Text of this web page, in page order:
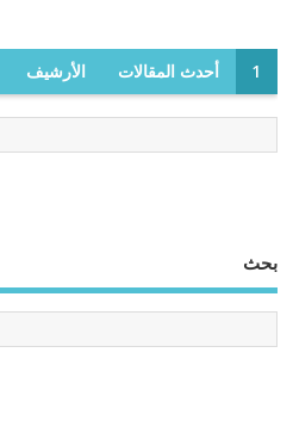
1 أحدث المقالات الأرشيف
بحث